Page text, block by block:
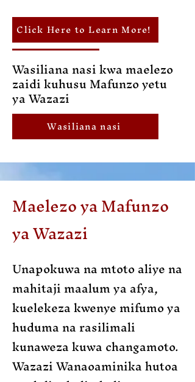
Click Here to Learn More!
Wasiliana nasi kwa maelezo
zaidi kuhusu Mafunzo yetu
ya Wazazi
Wasiliana nasi
Maelezo ya Mafunzo
ya Wazazi
Unapokuwa na mtoto aliye na
mahitaji maalum ya afya,
kuelekeza kwenye mifumo ya
huduma na rasilimali
kunaweza kuwa changamoto.
Wazazi Wanaoaminika hutoa